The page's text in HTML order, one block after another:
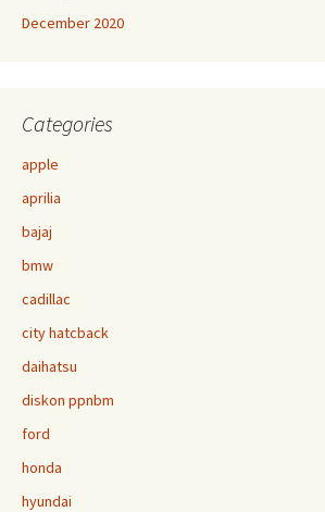
December 2020
Categories
apple
aprilia
bajaj
bmw
cadillac
city hatcback
daihatsu
diskon ppnbm
ford
honda
hyundai